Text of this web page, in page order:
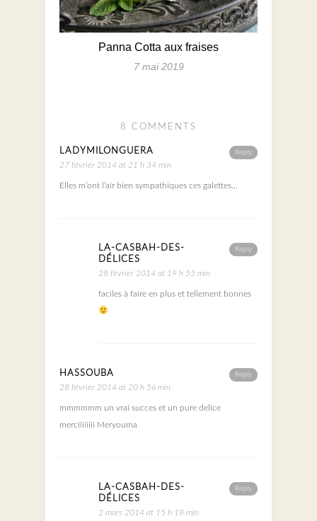
Panna Cotta aux fraises
7 mai 2019
8 COMMENTS
Reply
LADYMILONGUERA
27 février 2014 at 21 h 34 min
Elles m’ont l’air bien sympathiques ces galettes…
Reply
LA-CASBAH-DES-
DÉLICES
28 février 2014 at 19 h 55 min
faciles à faire en plus et tellement bonnes
Reply
HASSOUBA
28 février 2014 at 20 h 56 min
mmmmmm un vrai succes et un pure delice
merciiiiiiii Meryouma
Reply
LA-CASBAH-DES-
DÉLICES
2 mars 2014 at 15 h 18 min